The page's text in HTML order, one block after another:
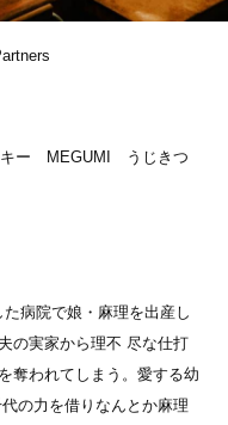
Partners
ー MEGUMI うじきつ
病院で娘・麻理を出産し
の実家から理不 尽な仕打
奪われてしまう。愛する幼
の力を借りなんとか麻理